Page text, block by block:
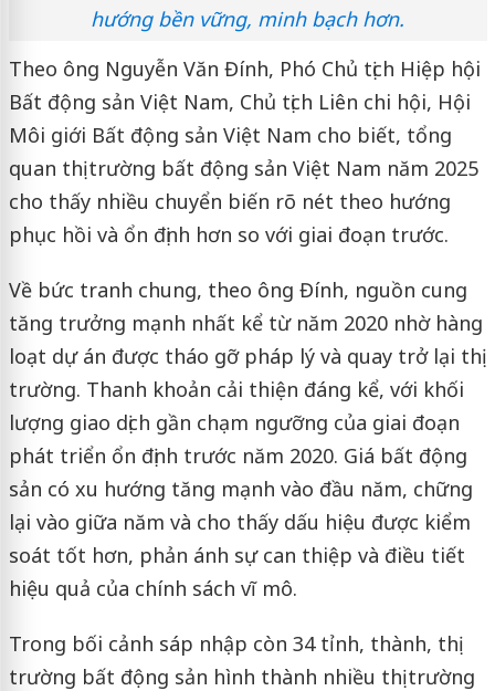
hướng bền vững, minh bạch hơn.
Theo ông Nguyễn Văn Đính, Phó Chủ tịch Hiệp hội
Bất động sản Việt Nam, Chủ tịch Liên chi hội, Hội
Môi giới Bất động sản Việt Nam cho biết, tổng
quan thị trường bất động sản Việt Nam năm 2025
cho thấy nhiều chuyển biến rõ nét theo hướng
phục hồi và ổn định hơn so với giai đoạn trước.
Về bức tranh chung, theo ông Đính, nguồn cung
tăng trưởng mạnh nhất kể từ năm 2020 nhờ hàng
loạt dự án được tháo gỡ pháp lý và quay trở lại thị
trường. Thanh khoản cải thiện đáng kể, với khối
lượng giao dịch gần chạm ngưỡng của giai đoạn
phát triển ổn định trước năm 2020. Giá bất động
sản có xu hướng tăng mạnh vào đầu năm, chững
lại vào giữa năm và cho thấy dấu hiệu được kiểm
soát tốt hơn, phản ánh sự can thiệp và điều tiết
hiệu quả của chính sách vĩ mô.
Trong bối cảnh sáp nhập còn 34 tỉnh, thành, thị
trường bất động sản hình thành nhiều thị trường